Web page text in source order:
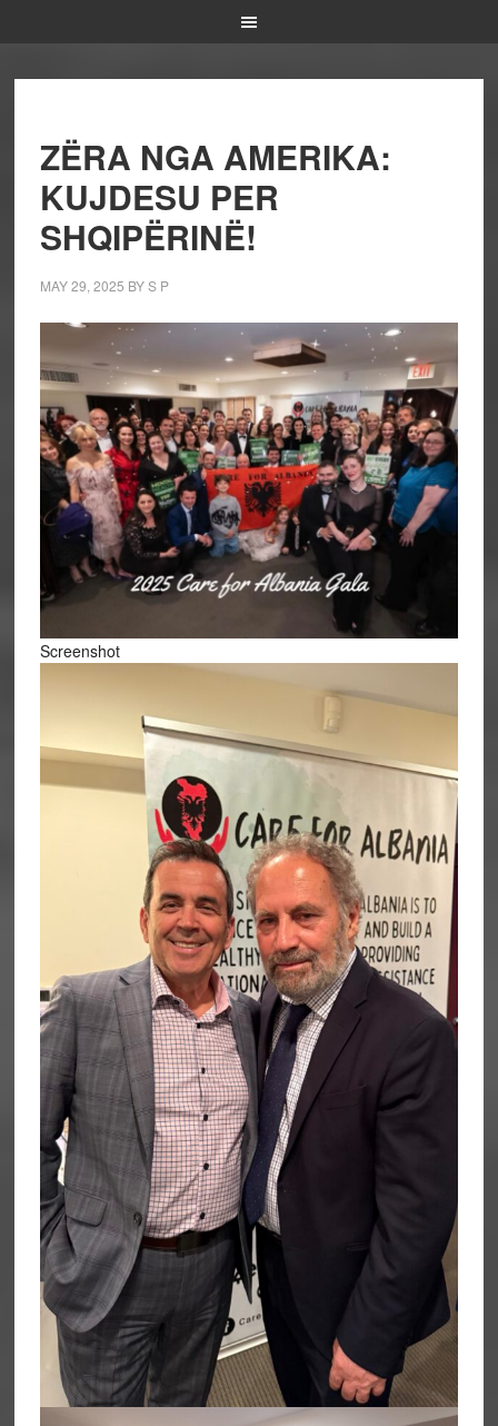
ZËRA NGA AMERIKA:
KUJDESU PER
SHQIPËRINË!
MAY 29, 2025 BYS P
Screenshot